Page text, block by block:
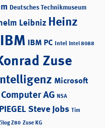
Deutsches Technikmuseum
Leibniz Heinz
IBM IBM PC Intel Intel 8088
Zuse
Microsoft
AG NSA
Steve Jobs Tim
Z80 Zuse KG